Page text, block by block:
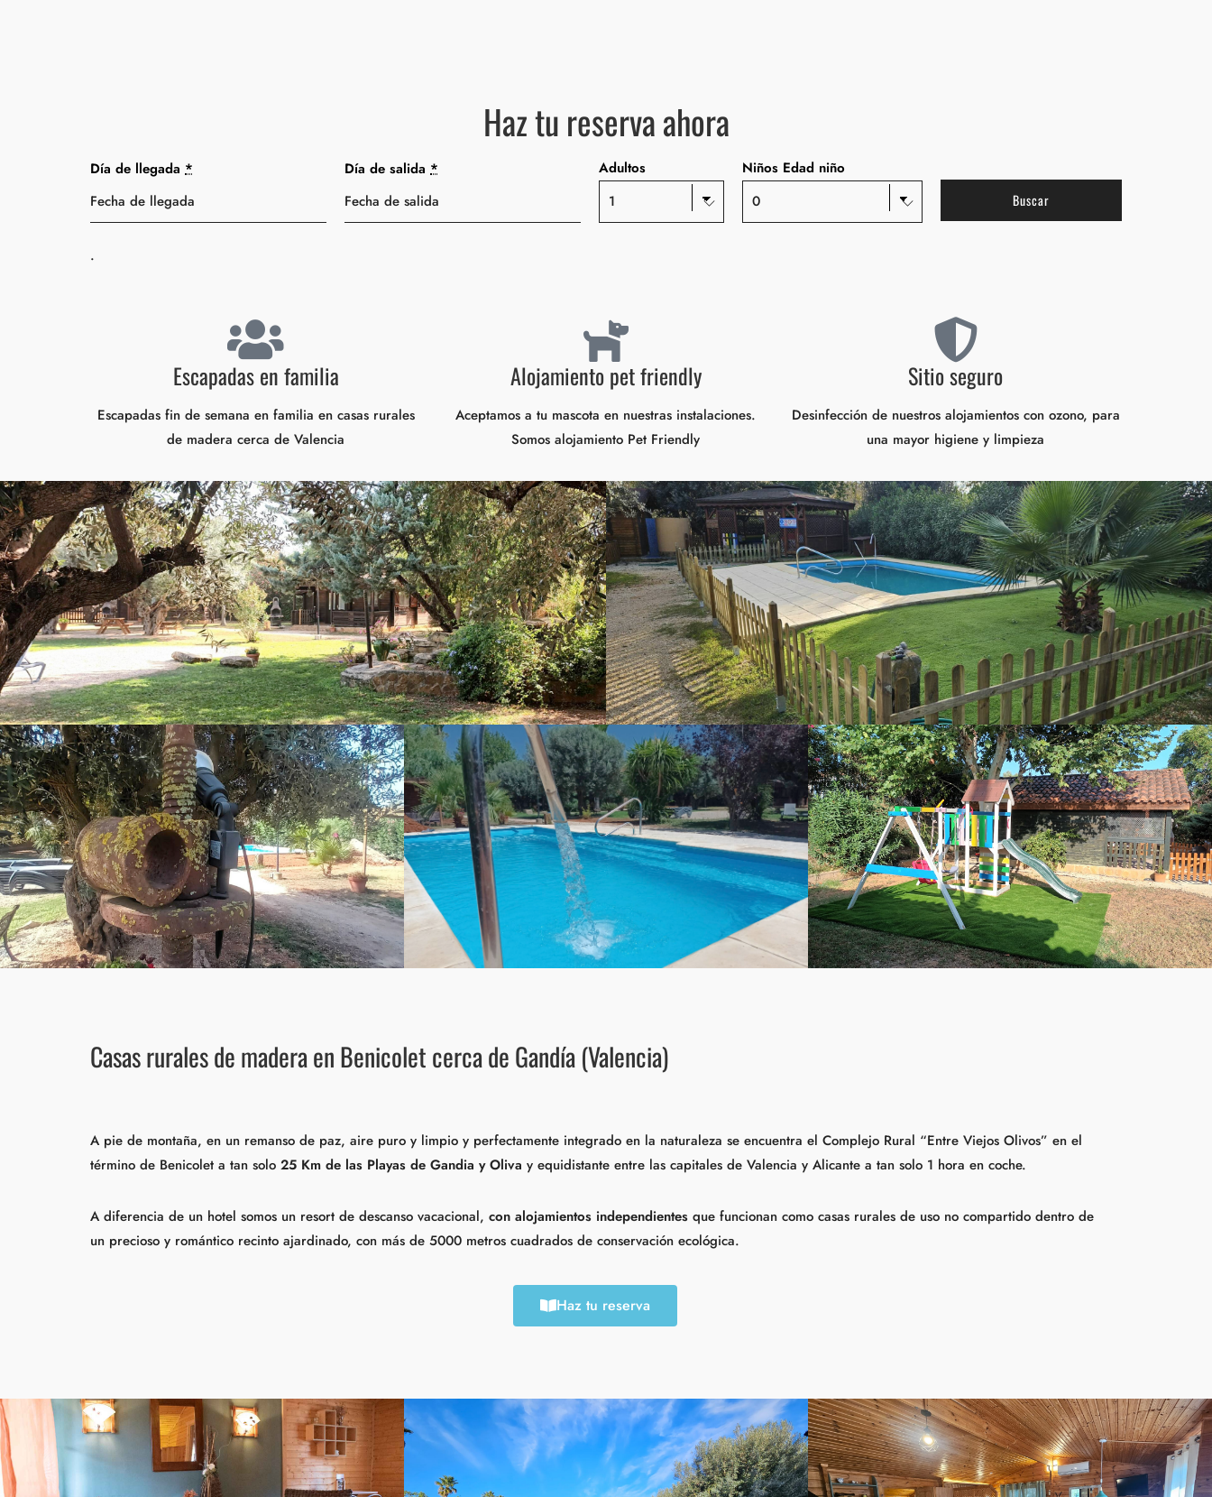
Haz tu reserva ahora
Día de llegada * Día de salida* Adultos Niños Edad niño
.
Escapadas en familia
Escapadas fin de semana en familia en casas rurales
de madera cerca de Valencia
Alojamiento pet friendly
Aceptamos a tu mascota en nuestras instalaciones.
Somos alojamiento Pet Friendly
Sitio seguro
Desinfección de nuestros alojamientos con ozono, para
una mayor higiene y limpieza
Casas rurales de madera en Benicolet cerca de Gandía (Valencia)
A pie de montaña, en un remanso de paz, aire puro y limpio y perfectamente integrado en la naturaleza se encuentra el Complejo Rural “Entre Viejos Olivos” en el
término de Benicolet a tan solo 25 Km de las Playas de Gandia y Oliva y equidistante entre las capitales de Valencia y Alicante a tan solo 1 hora en coche.
A diferencia de un hotel somos un resort de descanso vacacional, con alojamientos independientes que funcionan como casas rurales de uso no compartido dentro de
un precioso y romántico recinto ajardinado, con más de 5000 metros cuadrados de conservación ecológica.
Haz tu reserva